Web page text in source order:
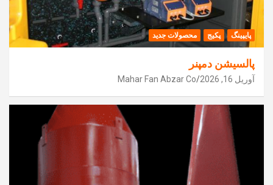
پایپینگ پکیج محصولات جدید
پالسیشن دمپنر
آوریل 16, 2026 Mahar Fan Abzar Co